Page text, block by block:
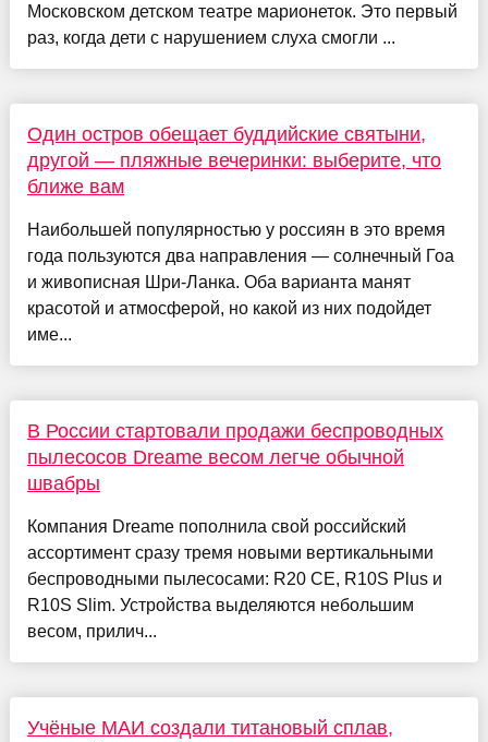
Московском детском театре марионеток. Это первый
раз, когда дети с нарушением слуха смогли ...
Один остров обещает буддийские святыни,
другой — пляжные вечеринки: выберите, что
ближе вам
Наибольшей популярностью у россиян в это время
года пользуются два направления — солнечный Гоа
и живописная Шри-Ланка. Оба варианта манят
красотой и атмосферой, но какой из них подойдет
име...
В России стартовали продажи беспроводных
пылесосов Dreame весом легче обычной
швабры
Компания Dreame пополнила свой российский
ассортимент сразу тремя новыми вертикальными
беспроводными пылесосами: R20 CE, R10S Plus и
R10S Slim. Устройства выделяются небольшим
весом, прилич...
Учёные МАИ создали титановый сплав,